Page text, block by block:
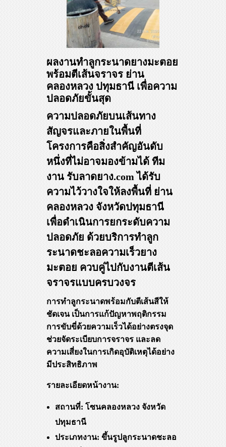
ผลงานทำลูกระนาดยางมะตอย
พร้อมตีเส้นจราจร ย่าน
คลองหลวง ปทุมธานี เพื่อความ
ปลอดภัยขั้นสุด
ความปลอดภัยบนเส้นทาง
สัญจรและภายในพื้นที่
โครงการคือสิ่งสำคัญอันดับ
หนึ่งที่ไม่อาจมองข้ามได้ ทีม
งาน รับลาดยาง.com ได้รับ
ความไว้วางใจให้ลงพื้นที่ ย่าน
คลองหลวง จังหวัดปทุมธานี
เพื่อดำเนินการยกระดับความ
ปลอดภัย ด้วยบริการทำลูก
ระนาดชะลอความเร็วยาง
มะตอย ควบคู่ไปกับงานตีเส้น
จราจรแบบครบวงจร
การทำลูกระนาดพร้อมกับตีเส้นสีให้
ชัดเจน เป็นการแก้ปัญหาพฤติกรรม
การขับขี่ด้วยความเร็วได้อย่างตรงจุด
ช่วยจัดระเบียบการจราจร และลด
ความเสี่ยงในการเกิดอุบัติเหตุได้อย่าง
มีประสิทธิภาพ
รายละเอียดหน้างาน:
สถานที่: โซนคลองหลวง จังหวัด
ปทุมธานี
ประเภทงาน: ขึ้นรูปลูกระนาดชะลอ